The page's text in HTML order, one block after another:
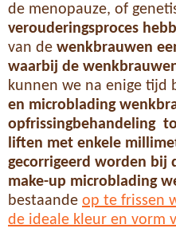
de menopauze, of
verouderingsproces
van de wenkbrauwen
waarbij de
kunnen we na enige tijd
en microblading
opfrissingbehandeling
liften met enkele
gecorrigeerd worden bij
make-up microblading
bestaande op te frissen
de ideale kleur en vorm